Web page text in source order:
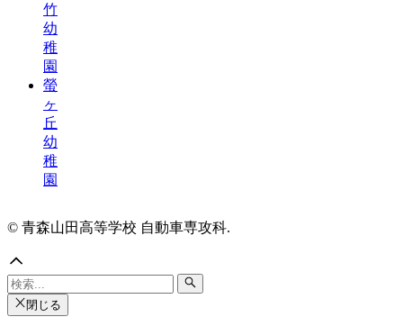
竹
幼
稚
園
螢
ヶ
丘
幼
稚
園
© 青森山田高等学校 自動車専攻科.
閉じる